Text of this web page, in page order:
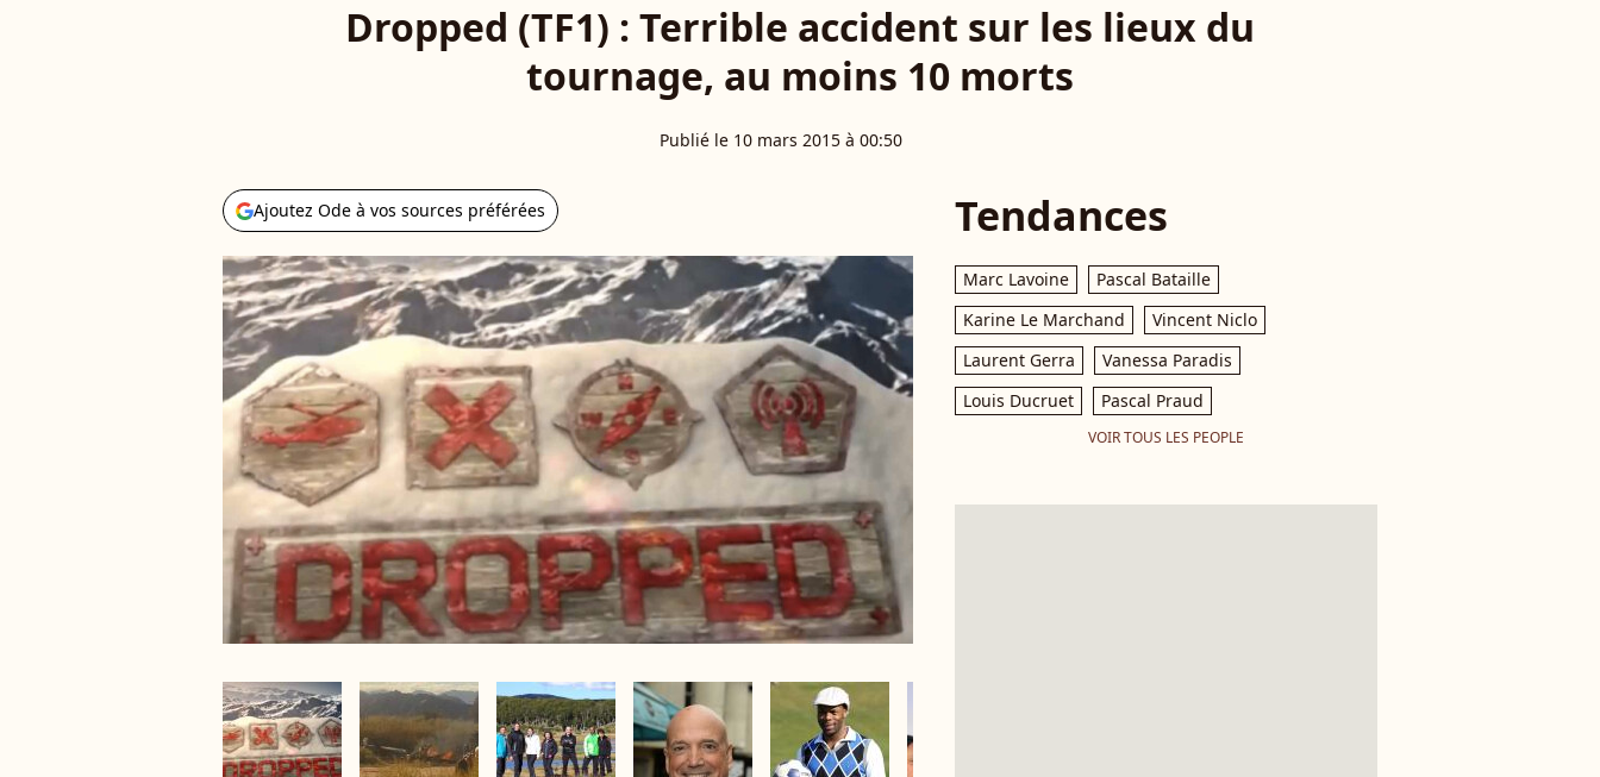
Dropped (TF1) : Terrible accident sur les lieux du
tournage, au moins 10 morts
Publié le 10 mars 2015 à 00:50
Ajoutez Ode à vos sources préférées Tendances
Marc Lavoine
Pascal Bataille
Karine Le Marchand
Vincent Niclo
Laurent Gerra
Vanessa Paradis
Louis Ducruet
Pascal Praud
VOIR TOUS LES PEOPLE